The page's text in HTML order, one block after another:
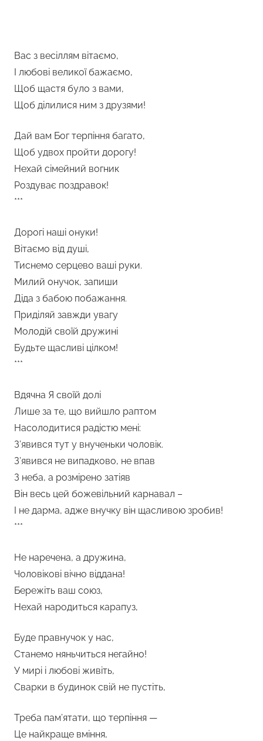
Вас з весіллям вітаємо,
І любові великої бажаємо,
Щоб щастя було з вами,
Щоб ділилися ним з друзями!
Дай вам Бог терпіння багато,
Щоб удвох пройти дорогу!
Нехай сімейний вогник
Роздуває поздравок!
***
Дорогі наші онуки!
Вітаємо від душі,
Тиснемо серцево ваші руки.
Милий онучок, запиши
Діда з бабою побажання.
Приділяй завжди увагу
Молодій своїй дружині
Будьте щасливі цілком!
***
Вдячна Я своїй долі
Лише за те, що вийшло раптом
Насолодитися радістю мені:
З’явився тут у внученьки чоловік.
З’явився не випадково, не впав
З неба, а розмірено затіяв
Він весь цей божевільний карнавал –
І не дарма, адже внучку він щасливою зробив!
***
Не наречена, а дружина,
Чоловікові вічно віддана!
Бережіть ваш союз,
Нехай народиться карапуз,
Буде правнучок у нас,
Станемо няньчиться негайно!
У мирі і любові живіть,
Сварки в будинок свій не пустіть,
Треба пам’ятати, що терпіння —
Це найкраще вміння,